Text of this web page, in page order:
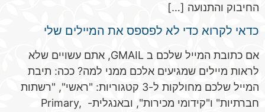
החיבוק והתנועה […]
כדאי לקרוא כדי לא לפספס את המיילים שלי
אם כתובת המייל שלכם ב GMAIL, אתם עשויים שלא
לראות מיילים שמגיעים אלכם ממני למה? ככה: תיבת
המייל שלכם מחולקות ל-3 קטגוריות: "ראשי", "רשתות
חברתיות" ו"קידומי מכירות", ובאנגלית- Primary,